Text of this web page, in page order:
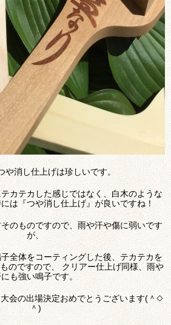
や消し仕上げは珍しいです。
カテカした感じではなく、白木のような
は『つや消し仕上げ』が良いですね！
のものですので、雨や汗や傷に弱いです
が、
全体をコーティングした後、テカテカを
のですので、 クリアー仕上げ同様、雨や
も強い鳴子です。
会の出場決定おめでとうございます(＾◇
＾)